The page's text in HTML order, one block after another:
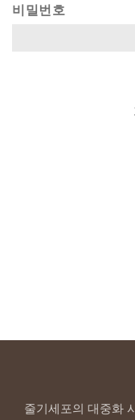
비밀번호
줄기세포의 대중화